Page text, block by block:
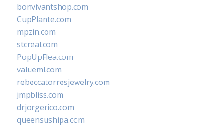
bonvivantshop.com
CupPlante.com
mpzin.com
stcreal.com
PopUpFlea.com
valueml.com
rebeccatorresjewelry.com
jmpbliss.com
drjorgerico.com
queensushipa.com